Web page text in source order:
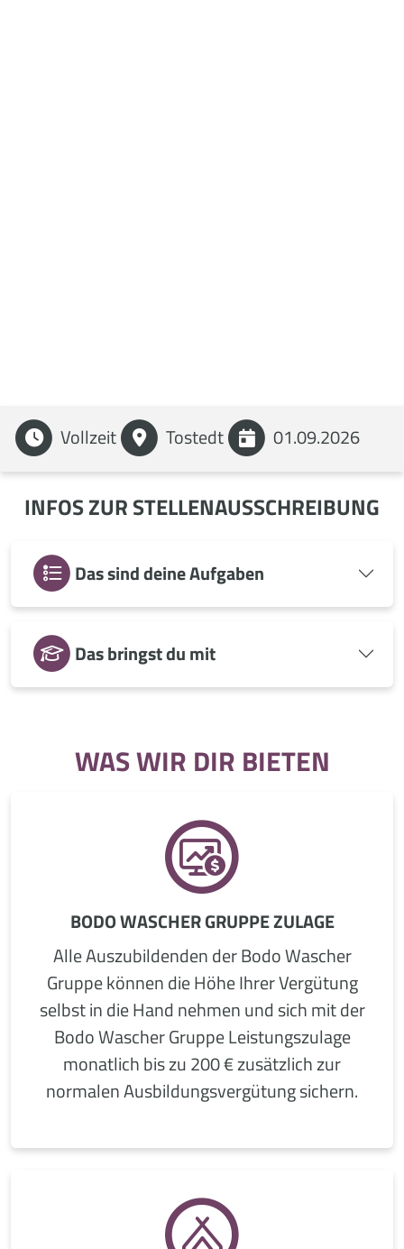
Vollzeit Tostedt 01.09.2026
INFOS ZUR STELLENAUSSCHREIBUNG
Das sind deine Aufgaben
Das bringst du mit
WAS WIR DIR BIETEN
BODO WASCHER GRUPPE ZULAGE
Alle Auszubildenden der Bodo Wascher
Gruppe können die Höhe Ihrer Vergütung
selbst in die Hand nehmen und sich mit der
Bodo Wascher Gruppe Leistungszulage
monatlich bis zu 200 € zusätzlich zur
normalen Ausbildungsvergütung sichern.